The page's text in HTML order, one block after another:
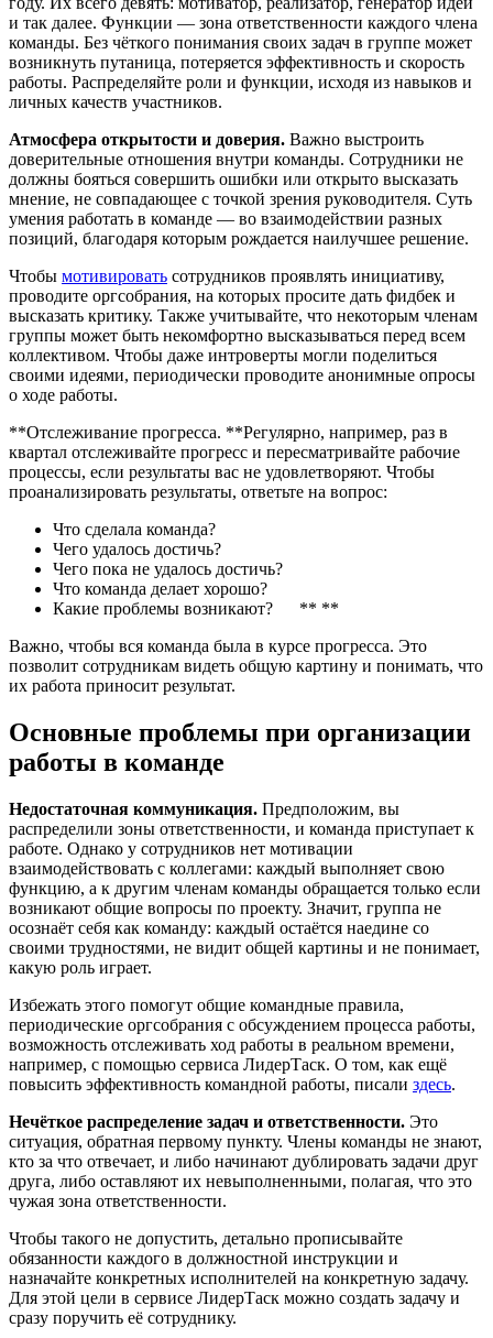
и так далее. Функции — зона ответственности каждого члена
команды. Без чёткого понимания своих задач в группе может
возникнуть путаница, потеряется эффективность и скорость
работы. Распределяйте роли и функции, исходя из навыков и
личных качеств участников.
Атмосфера открытости и доверия. Важно выстроить
доверительные отношения внутри команды. Сотрудники не
должны бояться совершить ошибки или открыто высказать
мнение, не совпадающее с точкой зрения руководителя. Суть
умения работать в команде — во взаимодействии разных
позиций, благодаря которым рождается наилучшее решение.
Чтобы мотивировать сотрудников проявлять инициативу,
проводите оргсобрания, на которых просите дать фидбек и
высказать критику. Также учитывайте, что некоторым членам
группы может быть некомфортно высказываться перед всем
коллективом. Чтобы даже интроверты могли поделиться
своими идеями, периодически проводите анонимные опросы
о ходе работы.
**Отслеживание прогресса. **Регулярно, например, раз в
квартал отслеживайте прогресс и пересматривайте рабочие
процессы, если результаты вас не удовлетворяют. Чтобы
проанализировать результаты, ответьте на вопрос:
Что сделала команда?
Чего удалось достичь?
Чего пока не удалось достичь?
Что команда делает хорошо?
Какие проблемы возникают? ** **
Важно, чтобы вся команда была в курсе прогресса. Это
позволит сотрудникам видеть общую картину и понимать, что
их работа приносит результат.
Основные проблемы при организации
работы в команде
Недостаточная коммуникация. Предположим, вы
распределили зоны ответственности, и команда приступает к
работе. Однако у сотрудников нет мотивации
взаимодействовать с коллегами: каждый выполняет свою
функцию, а к другим членам команды обращается только если
возникают общие вопросы по проекту. Значит, группа не
осознаёт себя как команду: каждый остаётся наедине со
своими трудностями, не видит общей картины и не понимает,
какую роль играет.
Избежать этого помогут общие командные правила,
периодические оргсобрания с обсуждением процесса работы,
возможность отслеживать ход работы в реальном времени,
например, с помощью сервиса ЛидерТаск. О том, как ещё
повысить эффективность командной работы, писали здесь.
Нечёткое распределение задач и ответственности. Это
ситуация, обратная первому пункту. Члены команды не знают,
кто за что отвечает, и либо начинают дублировать задачи друг
друга, либо оставляют их невыполненными, полагая, что это
чужая зона ответственности.
Чтобы такого не допустить, детально прописывайте
обязанности каждого в должностной инструкции и
назначайте конкретных исполнителей на конкретную задачу.
Для этой цели в сервисе ЛидерТаск можно создать задачу и
сразу поручить её сотруднику.